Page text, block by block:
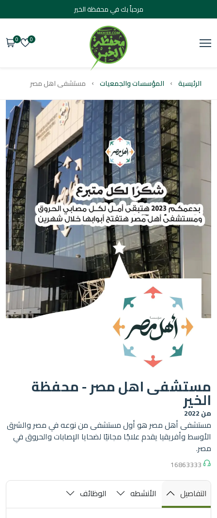
مرحباً بك في محفظة الخير
المؤسسات والجمعيات مستشفى اهل مصر
اهل مصر - محفظة
أهل مصر هو أول مستشفى من نوعه في مصر والشرق
وأفريقيا يقدم علاجًا مجانيًا لضحايا الإصابات والحروق في
الأنشطه الوظائف